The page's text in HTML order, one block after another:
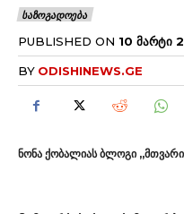
ᲡᲐᲖᲝᲒᲐᲓᲝᲔᲑᲐ
PUBLISHED ON 10 ᲛᲐᲠᲢᲘ
BY ODISHINEWS.GE
ნონა ქობალიას ბლოგი